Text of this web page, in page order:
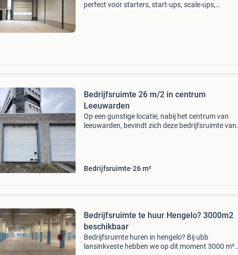
perfect voor starters, start-ups, scale-ups,
Bedrijfsruimte 26 m/2 in centrum
Leeuwarden
Op een gunstige locatie, nabij het centrum van
leeuwarden, bevindt zich deze bedrijfsruimte van
Bedrijfsruimte 26m²
Bedrijfsruimte te huur Hengelo? 3000m2
beschikbaar
Bedrijfsruimte huren in hengelo? Bij ubb
lansinkveste hebben we op dit moment 3000 m²